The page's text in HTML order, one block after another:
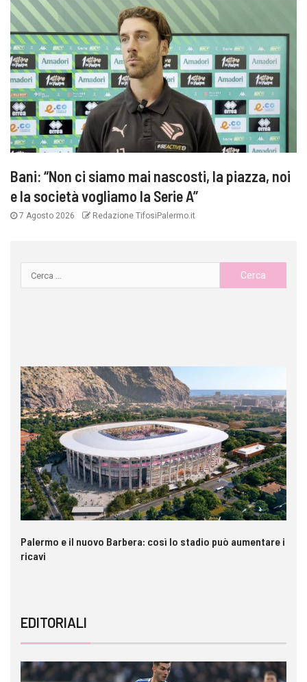
Bani: “Non ci siamo mai nascosti, la piazza, noi
e la società vogliamo la Serie A”
7 Agosto 2026 Redazione TifosiPalermo.it
Palermo e il nuovo Barbera: così lo stadio può aumentare i
ricavi
EDITORIALI